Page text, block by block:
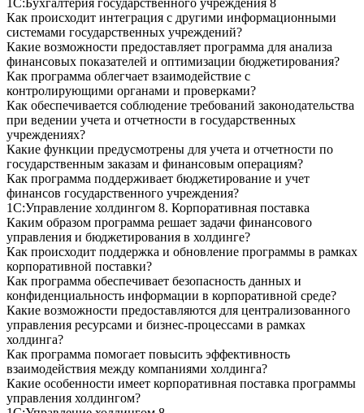
Как происходит интеграция с другими информационными
системами государственных учреждений?
Какие возможности предоставляет программа для анализа
финансовых показателей и оптимизации бюджетирования?
Как программа облегчает взаимодействие с
контролирующими органами и проверками?
Как обеспечивается соблюдение требований законодательства
при ведении учета и отчетности в государственных
учреждениях?
Какие функции предусмотрены для учета и отчетности по
государственным заказам и финансовым операциям?
Как программа поддерживает бюджетирование и учет
финансов государственного учреждения?
1С:Управление холдингом 8. Корпоративная поставка
Каким образом программа решает задачи финансового
управления и бюджетирования в холдинге?
Как происходит поддержка и обновление программы в рамках
корпоративной поставки?
Как программа обеспечивает безопасность данных и
конфиденциальность информации в корпоративной среде?
Какие возможности предоставляются для централизованного
управления ресурсами и бизнес-процессами в рамках
холдинга?
Как программа помогает повысить эффективность
взаимодействия между компаниями холдинга?
Какие особенности имеет корпоративная поставка программы
управления холдингом?